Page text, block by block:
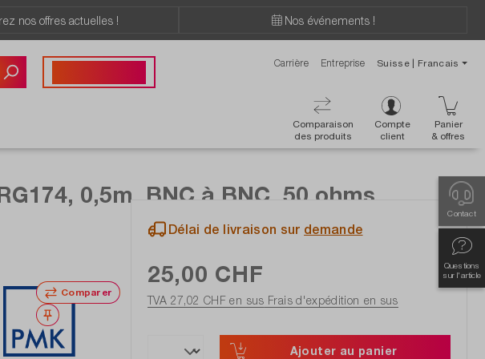
nos offres actuelles ! Nos événements !
Carrière Entreprise Suisse | Francais
Comparaison
des produits
Compte
client
Panier
& offres
Contact
Questions
sur l'article
0,5m, BNC à BNC, 50 ohms
Comparer
Noter
Délai de livraison sur demande
25,00 CHF
TVA 27,02 CHF en sus Frais d'expédition en sus
Ajouter au panier